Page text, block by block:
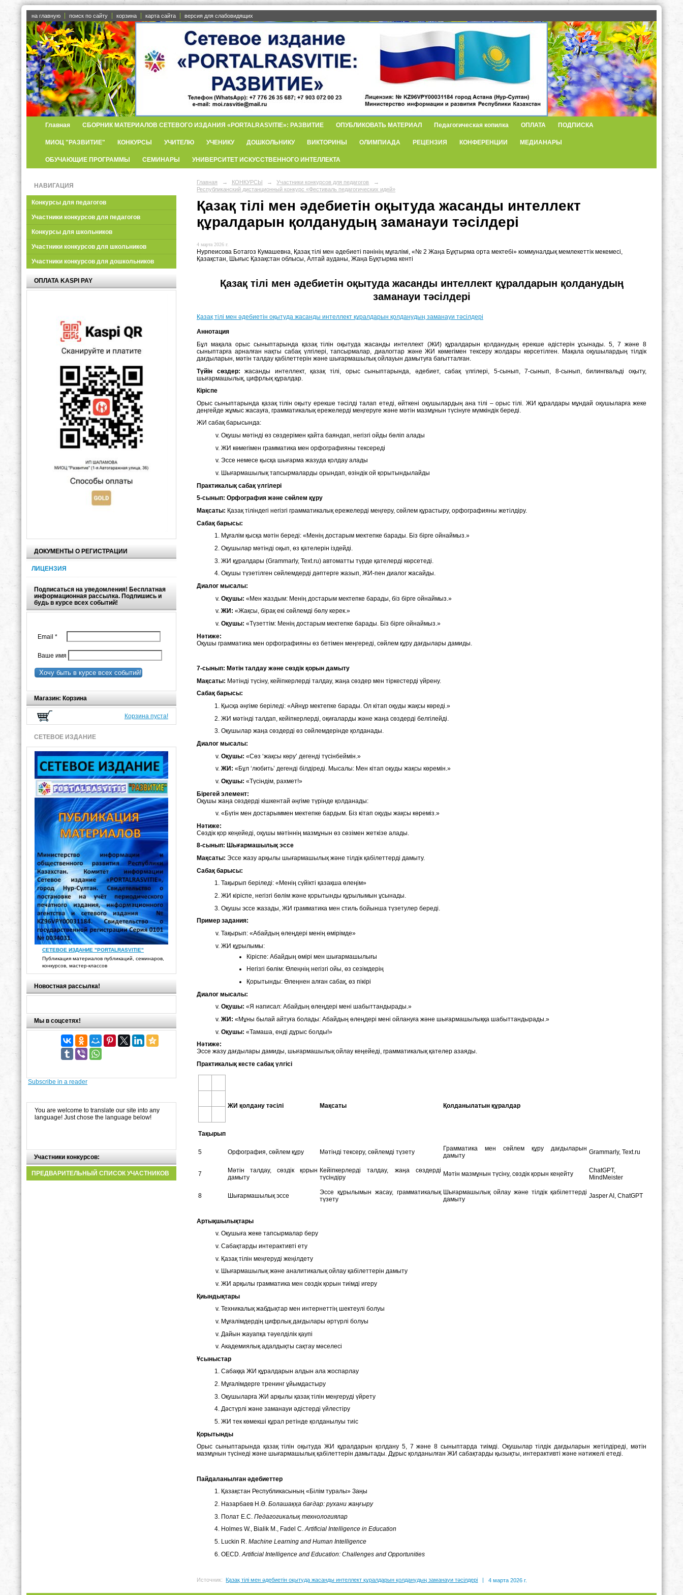
на главную поиск по сайту корзина карта сайта версия для слабовидящих
Главная СБОРНИК МАТЕРИАЛОВ СЕТЕВОГО ИЗДАНИЯ «PORTALRASVITIE»: РАЗВИТИЕ ОПУБЛИКОВАТЬ МАТЕРИАЛ Педагогическая копилка ОПЛАТА ПОДПИСКА
МИОЦ "РАЗВИТИЕ" КОНКУРСЫ УЧИТЕЛЮ УЧЕНИКУ ДОШКОЛЬНИКУ ВИКТОРИНЫ ОЛИМПИАДА РЕЦЕНЗИЯ КОНФЕРЕНЦИИ МЕДИАНАРЫ
ОБУЧАЮЩИЕ ПРОГРАММЫ СЕМИНАРЫ УНИВЕРСИТЕТ ИСКУССТВЕННОГО ИНТЕЛЛЕКТА
НАВИГАЦИЯ
Конкурсы для педагогов
Участники конкурсов для педагогов
Конкурсы для школьников
Участники конкурсов для школьников
Участники конкурсов для дошкольников
ОПЛАТА KASPI PAY
ДОКУМЕНТЫ О РЕГИСТРАЦИИ
ЛИЦЕНЗИЯ
Подписаться на уведомления! Бесплатная
информационная рассылка. Подпишись и
будь в курсе всех событий!
Email *
Ваше имя
Хочу быть в курсе всех событий!
Магазин: Корзина
Корзина пуста!
СЕТЕВОЕ ИЗДАНИЕ
СЕТЕВОЕ ИЗДАНИЕ "PORTALRASVITIE"
Публикация материалов публикаций, семинаров,
конкурсов, мастер-классов
Новостная рассылка!
Мы в соцсетях!
Subscribe in a reader
You are welcome to translate our site into any
language! Just chose the language below!
Участники конкурсов:
ПРЕДВАРИТЕЛЬНЫЙ СПИСОК УЧАСТНИКОВ
Главная → КОНКУРСЫ → Участники конкурсов для педагогов
→
Республиканский дистанционный конкурс «Фестиваль педагогических идей»
Қазақ тілі мен әдебиетін оқытуда жасанды интеллект
құралдарын қолданудың заманауи тәсілдері
4 марта 2026 г.
Нурпеисова Ботагоз Кумашевна, Қазақ тілі мен әдебиеті пәнінің мұғалімі, «№ 2 Жаңа Бұқтырма орта мектебі» коммуналдық мемлекеттік мекемесі,
Қазақстан, Шығыс Қазақстан облысы, Алтай ауданы, Жаңа Бұқтырма кенті
Қазақ тілі мен әдебиетін оқытуда жасанды интеллект құралдарын қолданудың
заманауи тәсілдері
Қазақ тілі мен әдебиетін оқытуда жасанды интеллект құралдарын қолданудың заманауи тәсілдері
Аннотация
Бұл мақала орыс сыныптарында қазақ тілін оқытуда жасанды интеллект (ЖИ) құралдарын қолданудың ерекше әдістерін ұсынады. 5, 7 және 8
сыныптарға арналған нақты сабақ үлгілері, тапсырмалар, диалогтар және ЖИ көмегімен тексеру жолдары көрсетілген. Мақала оқушылардың тілдік
дағдыларын, мәтін талдау қабілеттерін және шығармашылық ойлауын дамытуға бағытталған.
Түйін сөздер: жасанды интеллект, қазақ тілі, орыс сыныптарында, әдебиет, сабақ үлгілері, 5-сынып, 7-сынып, 8-сынып, билингвальді оқыту,
шығармашылық, цифрлық құралдар.
Кіріспе
Орыс сыныптарында қазақ тілін оқыту ерекше тәсілді талап етеді, өйткені оқушылардың ана тілі – орыс тілі. ЖИ құралдары мұндай оқушыларға жеке
деңгейде жұмыс жасауға, грамматикалық ережелерді меңгеруге және мәтін мазмұнын түсінуге мүмкіндік береді.
ЖИ сабақ барысында:
Оқушы мәтінді өз сөздерімен қайта баяндап, негізгі ойды бөліп алады
ЖИ көмегімен грамматика мен орфографияны тексереді
Эссе немесе қысқа шығарма жазуда қолдау алады
Шығармашылық тапсырмаларды орындап, өзіндік ой қорытындылайды
Практикалық сабақ үлгілері
5-сынып: Орфография және сөйлем құру
Мақсаты: Қазақ тіліндегі негізгі грамматикалық ережелерді меңгеру, сөйлем құрастыру, орфографияны жетілдіру.
Сабақ барысы:
Мұғалім қысқа мәтін береді: «Менің достарым мектепке барады. Біз бірге ойнаймыз.»
Оқушылар мәтінді оқып, өз қателерін іздейді.
ЖИ құралдары (Grammarly, Text.ru) автоматты түрде қателерді көрсетеді.
Оқушы түзетілген сөйлемдерді дәптерге жазып, ЖИ-пен диалог жасайды.
Диалог мысалы:
Оқушы: «Мен жаздым: Менің достарым мектепке барады, біз бірге ойнаймыз.»
ЖИ: «Жақсы, бірақ екі сөйлемді бөлу керек.»
Оқушы: «Түзеттім: Менің достарым мектепке барады. Біз бірге ойнаймыз.»
Нәтиже:
Оқушы грамматика мен орфографияны өз бетімен меңгереді, сөйлем құру дағдылары дамиды.
7-сынып: Мәтін талдау және сөздік қорын дамыту
Мақсаты: Мәтінді түсіну, кейіпкерлерді талдау, жаңа сөздер мен тіркестерді үйрену.
Сабақ барысы:
Қысқа әңгіме беріледі: «Айнұр мектепке барады. Ол кітап оқуды жақсы көреді.»
ЖИ мәтінді талдап, кейіпкерлерді, оқиғаларды және жаңа сөздерді белгілейді.
Оқушылар жаңа сөздерді өз сөйлемдерінде қолданады.
Диалог мысалы:
Оқушы: «Сөз ‘жақсы көру’ дегенді түсінбеймін.»
ЖИ: «Бұл ‘любить’ дегенді білдіреді. Мысалы: Мен кітап оқуды жақсы көремін.»
Оқушы: «Түсіндім, рахмет!»
Бірегей элемент:
Оқушы жаңа сөздерді кішкентай әңгіме түрінде қолданады:
«Бүгін мен достарыммен мектепке бардым. Біз кітап оқуды жақсы көреміз.»
Нәтиже:
Сөздік қор кеңейеді, оқушы мәтіннің мазмұнын өз сөзімен жеткізе алады.
8-сынып: Шығармашылық эссе
Мақсаты: Эссе жазу арқылы шығармашылық және тілдік қабілеттерді дамыту.
Сабақ барысы:
Тақырып беріледі: «Менің сүйікті қазақша өлеңім»
ЖИ кіріспе, негізгі бөлім және қорытынды құрылымын ұсынады.
Оқушы эссе жазады, ЖИ грамматика мен стиль бойынша түзетулер береді.
Пример задания:
Тақырып: «Абайдың өлеңдері менің өмірімде»
ЖИ құрылымы:
Кіріспе: Абайдың өмірі мен шығармашылығы
Негізгі бөлім: Өлеңнің негізгі ойы, өз сезімдерің
Қорытынды: Өлеңнен алған сабақ, өз пікірі
Диалог мысалы:
Оқушы: «Я написал: Абайдың өлеңдері мені шабыттандырады.»
ЖИ: «Мұны былай айтуға болады: Абайдың өлеңдері мені ойлануға және шығармашылыққа шабыттандырады.»
Оқушы: «Тамаша, енді дұрыс болды!»
Нәтиже:
Эссе жазу дағдылары дамиды, шығармашылық ойлау кеңейеді, грамматикалық қателер азаяды.
Практикалық кесте сабақ үлгісі
Тақырып
ЖИ қолдану тәсілі Мақсаты Қолданылатын құралдар
5 Орфография, сөйлем құру Мәтінді тексеру, сөйлемді түзету
Грамматика мен сөйлем құру дағдыларын
дамыту
Grammarly, Text.ru
7
Мәтін талдау, сөздік қорын
дамыту
Кейіпкерлерді талдау, жаңа сөздерді
түсіндіру
Мәтін мазмұнын түсіну, сөздік қорын кеңейту
ChatGPT,
MindMeister
8 Шығармашылық эссе
Эссе құрылымын жасау, грамматикалық
түзету
Шығармашылық ойлау және тілдік қабілеттерді
дамыту
Jasper AI, ChatGPT
Артықшылықтары
Оқушыға жеке тапсырмалар беру
Сабақтарды интерактивті ету
Қазақ тілін меңгеруді жеңілдету
Шығармашылық және аналитикалық ойлау қабілеттерін дамыту
ЖИ арқылы грамматика мен сөздік қорын тиімді игеру
Қиындықтары
Техникалық жабдықтар мен интернеттің шектеулі болуы
Мұғалімдердің цифрлық дағдылары әртүрлі болуы
Дайын жауапқа тәуелділік қаупі
Академиялық адалдықты сақтау мәселесі
Ұсыныстар
Сабаққа ЖИ құралдарын алдын ала жоспарлау
Мұғалімдерге тренинг ұйымдастыру
Оқушыларға ЖИ арқылы қазақ тілін меңгеруді үйрету
Дәстүрлі және заманауи әдістерді үйлестіру
ЖИ тек көмекші құрал ретінде қолданылуы тиіс
Қорытынды
Орыс сыныптарында қазақ тілін оқытуда ЖИ құралдарын қолдану 5, 7 және 8 сыныптарда тиімді. Оқушылар тілдік дағдыларын жетілдіреді, мәтін
мазмұнын түсінеді және шығармашылық қабілеттерін дамытады. Дұрыс қолданылған ЖИ сабақтарды қызықты, интерактивті және нәтижелі етеді.
Пайдаланылған әдебиеттер
Қазақстан Республикасының «Білім туралы» Заңы
Назарбаев Н.Ә. Болашаққа бағдар: рухани жаңғыру
Полат Е.С. Педагогикалық технологиялар
Holmes W., Bialik M., Fadel C.Artificial Intelligence in Education
Luckin R. Machine Learning and Human Intelligence
OECD. Artificial Intelligence and Education: Challenges and Opportunities
Источник: Қазақ тілі мен әдебиетін оқытуда жасанды интеллект құралдарын қолданудың заманауи тәсілдері | 4 марта 2026 г.